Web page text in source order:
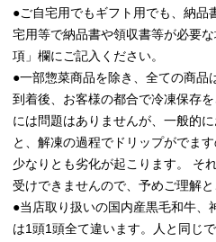
●ご自宅用でもギフト用でも、納品
宅用等で納品書や領収書等が必要
項」欄にご記入ください。
●一部惣菜商品を除き、全ての商品
到着後、お客様の都合で冷凍保存
には問題はありませんが、一般的
と、解凍の過程でドリップがでま
少なりとも劣化が起こります。 そ
受けできませんので、予めご理解
●当店取り扱いの国内産黒毛和牛、
は1頭1頭全て違います。人と同じ